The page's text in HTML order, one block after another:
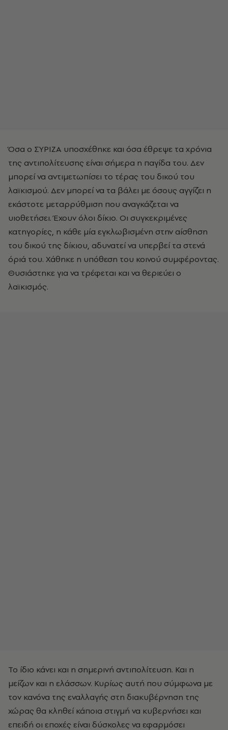
Όσα ο ΣΥΡΙΖΑ υποσχέθηκε και όσα έθρεψε τα χρόνια
της αντιπολίτευσης είναι σήμερα η παγίδα του. Δεν
μπορεί να αντιμετωπίσει το τέρας του δικού του
λαϊκισμού. Δεν μπορεί να τα βάλει με όσους αγγίζει η
εκάστοτε μεταρρύθμιση που αναγκάζεται να
υιοθετήσει. Έχουν όλοι δίκιο. Οι συγκεκριμένες
κατηγορίες, η κάθε μία εγκλωβισμένη στην αίσθηση
του δικού της δίκιου, αδυνατεί να υπερβεί τα στενά
όριά του. Χάθηκε η υπόθεση του κοινού συμφέροντας.
Θυσιάστηκε για να τρέφεται και να θεριεύει ο
λαϊκισμός.
Το ίδιο κάνει και η σημερινή αντιπολίτευση. Και η
μείζων και η ελάσσων. Κυρίως αυτή που σύμφωνα με
τον κανόνα της εναλλαγής στη διακυβέρνηση της
χώρας θα κληθεί κάποια στιγμή να κυβερνήσει και
επειδή οι εποχές είναι δύσκολες να εφαρμόσει